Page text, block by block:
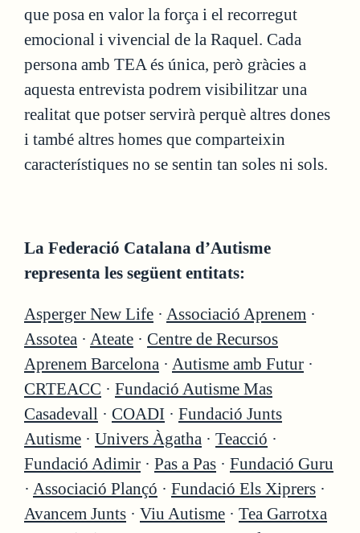
que posa en valor la força i el recorregut
emocional i vivencial de la Raquel. Cada
persona amb TEA és única, però gràcies a
aquesta entrevista podrem visibilitzar una
realitat que potser servirà perquè altres dones
i també altres homes que comparteixin
característiques no se sentin tan soles ni sols.
La Federació Catalana d’Autisme
representa les següent entitats:
Asperger New Life · Associació Aprenem ·
Assotea · Ateate · Centre de Recursos
Aprenem Barcelona · Autisme amb Futur ·
CRTEACC · Fundació Autisme Mas
Casadevall · COADI · Fundació Junts
Autisme · Univers Àgatha · Teacció ·
Fundació Adimir · Pas a Pas · Fundació Guru
· Associació Plançó · Fundació Els Xiprers ·
Avancem Junts · Viu Autisme · Tea Garrotxa